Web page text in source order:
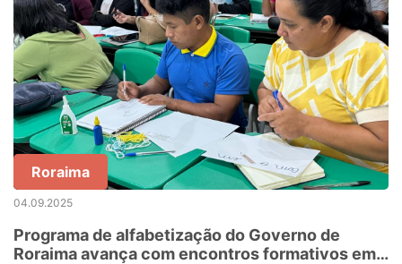
Roraima
04.09.2025
Programa de alfabetização do Governo de
Roraima avança com encontros formativos em